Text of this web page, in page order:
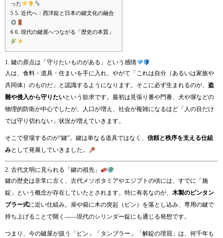
った
5 5. 近代へ：西洋錠と日本の鍵文化の融合
6 6. 現代の鍵屋へつながる「歴史の本質」
1. 鍵の原点は「守りたいものがある」という感情
人は、食料・道具・住まいを手に入れ、やがて「これは自分（あるいは家族や
共同体）のものだ」と認識するようになります。そこに必ず生まれるのが、 盗
難や侵入から守りたいという欲求です。最初は見張り番や門番、犬や塀などの
物理的防衛が中心でしたが、人口が増え、社会が複雑になるほど「人の目だけ
では守り切れない」状況が増えていきます。
そこで登場するのが“鍵”。鍵は単なる道具ではなく、 信頼と秩序を支える仕組
みとして発展していきました。
2. 古代文明に見られる「鍵の祖先」
鍵の歴史は非常に古く、古代メソポタミアやエジプトの頃には、すでに「施
錠」という概念が存在していたとされます。特に有名なのが、 木製のピンタン
ブラー式に近い仕組み。扉や箱に木の突起（ピン）を落とし込み、専用の鍵で
持ち上げることで開く――現代のシリンダー錠にも通じる発想です。
つまり、今の鍵屋が扱う「ピン」「タンブラー」「解錠の理屈」は、何千年も